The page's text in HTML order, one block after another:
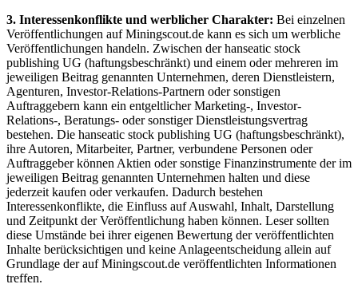
3. Interessenkonflikte und werblicher Charakter: Bei einzelnen
Veröffentlichungen auf Miningscout.de kann es sich um werbliche
Veröffentlichungen handeln. Zwischen der hanseatic stock
publishing UG (haftungsbeschränkt) und einem oder mehreren im
jeweiligen Beitrag genannten Unternehmen, deren Dienstleistern,
Agenturen, Investor-Relations-Partnern oder sonstigen
Auftraggebern kann ein entgeltlicher Marketing-, Investor-
Relations-, Beratungs- oder sonstiger Dienstleistungsvertrag
bestehen. Die hanseatic stock publishing UG (haftungsbeschränkt),
ihre Autoren, Mitarbeiter, Partner, verbundene Personen oder
Auftraggeber können Aktien oder sonstige Finanzinstrumente der im
jeweiligen Beitrag genannten Unternehmen halten und diese
jederzeit kaufen oder verkaufen. Dadurch bestehen
Interessenkonflikte, die Einfluss auf Auswahl, Inhalt, Darstellung
und Zeitpunkt der Veröffentlichung haben können. Leser sollten
diese Umstände bei ihrer eigenen Bewertung der veröffentlichten
Inhalte berücksichtigen und keine Anlageentscheidung allein auf
Grundlage der auf Miningscout.de veröffentlichten Informationen
treffen.